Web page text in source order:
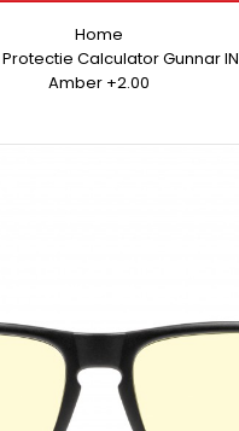
Home
Calculator Gunnar
Amber +2.00